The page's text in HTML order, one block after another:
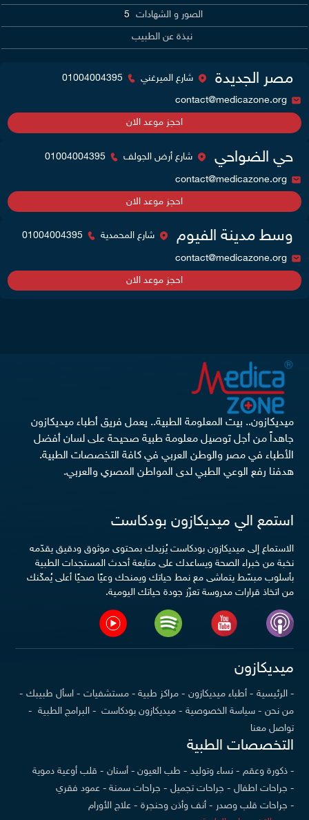
الصور و الشهادات 5
نبذة عن الطبيب
مصر الجديدة شارع الميرغني
01004004395
contact@medicazone.org
احجز موعد الان
حي الضواحي شارع أرض الجولف
01004004395
contact@medicazone.org
احجز موعد الان
وسط مدينة الفيوم شارع المحمدية
01004004395
contact@medicazone.org
احجز موعد الان
استمع الي ميديكازون بودكاست
ميديكازون.. بيت المعلومة الطبية.. يعمل فريق أطباء ميديكازون
جاهداً من أجل توصيل معلومة طبية صحيحة على لسان أفضل
الأطباء في مصر والوطن العربي في كافة التخصصات الطبية.
هدفنا رفع الوعي الطبي لدى المواطن المصري والعربي.
الاستماع إلى ميديكازون بودكاست يُزيدك بمحتوى موثوق ودقيق يقدّمه
نخبة من خبراء الصحة ويساعدك على متابعة أحدث المستجدات الطبية
بأسلوب مبسّط يتماشى مع نمط حياتك ويمنحك وعيًا صحيًا أعلى يُمكّنك
من اتخاذ قرارات مدروسة تعزّز جودة حياتك اليومية.
ميديكازون
- الرئيسية - أطباء ميديكازون - مراكز طبية - مستشفيات - اسأل طبيبك -
من نحن - سياسة الخصوصية - ميديكازون بودكاست - البرامج الطبية -
تواصل معنا
التخصصات الطبية
- ذكورة وعقم - نساء وتوليد - طب العيون - أسنان - قلب أوعية دموية
- جراحات اطفال - جراحات تجميل - جراحات سمنة - عمود فقري
- جراحات قلب وصدر - أنف وأذن وحنجرة - علاج الأورام